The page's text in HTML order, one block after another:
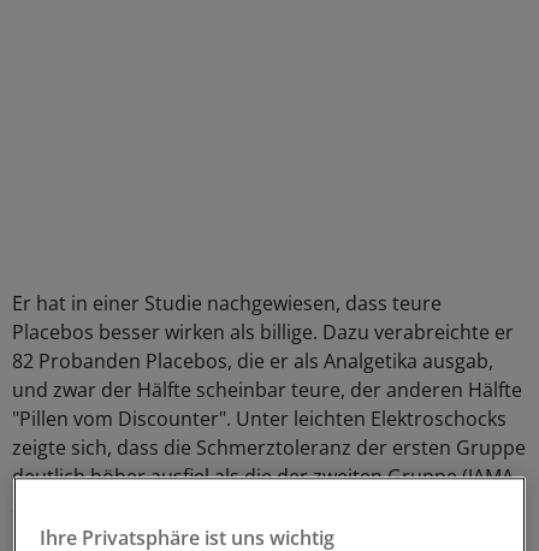
Er hat in einer Studie nachgewiesen, dass teure
Placebos besser wirken als billige. Dazu verabreichte er
82 Probanden Placebos, die er als Analgetika ausgab,
und zwar der Hälfte scheinbar teure, der anderen Hälfte
"Pillen vom Discounter". Unter leichten Elektroschocks
zeigte sich, dass die Schmerztoleranz der ersten Gruppe
deutlich höher ausfiel als die der zweiten Gruppe (JAMA
Ihre Privatsphäre ist uns wichtig